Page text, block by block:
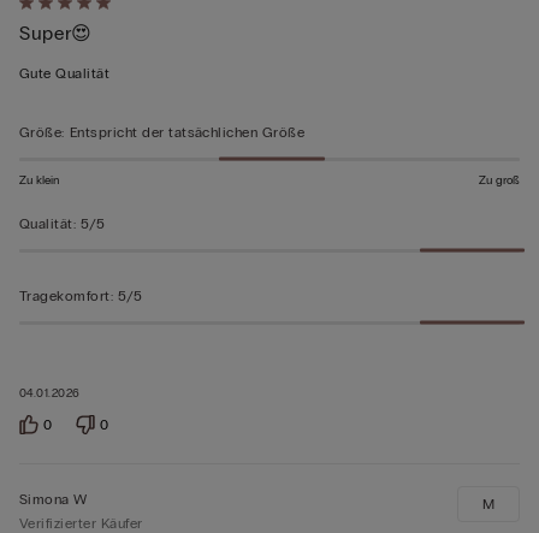
Mit
5
von
bewertet
04.01.2026
Super😍
Gute Qualität
Größe: Entspricht der tatsächlichen Größe
Zu klein Zu groß
Qualität: 5/5
Tragekomfort: 5/5
0 0
Simona W
Verifizierter Käufer
M